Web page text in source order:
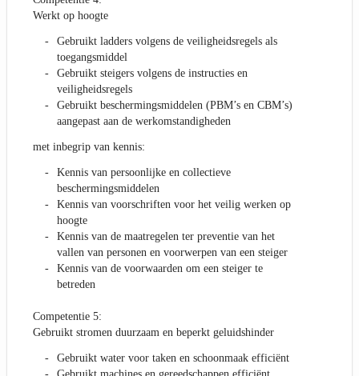
Werkt op hoogte
Gebruikt ladders volgens de veiligheidsregels als
toegangsmiddel
Gebruikt steigers volgens de instructies en
veiligheidsregels
Gebruikt beschermingsmiddelen (PBM’s en CBM’s)
aangepast aan de werkomstandigheden
met inbegrip van kennis:
Kennis van persoonlijke en collectieve
beschermingsmiddelen
Kennis van voorschriften voor het veilig werken op
hoogte
Kennis van de maatregelen ter preventie van het
vallen van personen en voorwerpen van een steiger
Kennis van de voorwaarden om een steiger te
betreden
Competentie 5:
Gebruikt stromen duurzaam en beperkt geluidshinder
Gebruikt water voor taken en schoonmaak efficiënt